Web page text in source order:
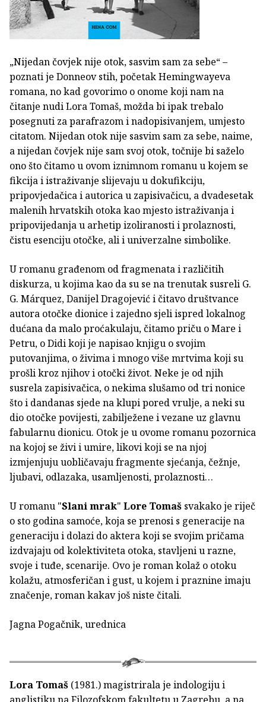
„Nijedan čovjek nije otok, sasvim sam za sebe“ –
poznati je Donneov stih, početak Hemingwayeva
romana, no kad govorimo o onome koji nam na
čitanje nudi Lora Tomaš, možda bi ipak trebalo
posegnuti za parafrazom i nadopisivanjem, umjesto
citatom. Nijedan otok nije sasvim sam za sebe, naime,
a nijedan čovjek nije sam svoj otok, točnije bi saželo
ono što čitamo u ovom iznimnom romanu u kojem se
fikcija i istraživanje slijevaju u dokufikciju,
pripovjedačica i autorica u zapisivačicu, a dvadesetak
malenih hrvatskih otoka kao mjesto istraživanja i
pripovijedanja u arhetip izoliranosti i prolaznosti,
čistu esenciju otočke, ali i univerzalne simbolike.
U romanu građenom od fragmenata i različitih
diskurza, u kojima kao da su se na trenutak susreli G.
G. Márquez, Danijel Dragojević i čitavo društvance
autora otočke dionice i zajedno sjeli ispred lokalnog
dućana da malo proćakulaju, čitamo priču o Mare i
Petru, o Didi koji je napisao knjigu o svojim
putovanjima, o živima i mnogo više mrtvima koji su
prošli kroz njihov i otočki život. Neke je od njih
susrela zapisivačica, o nekima slušamo od tri nonice
što i dandanas sjede na klupi pored vrulje, a neki su
dio otočke povijesti, zabilježene i vezane uz glavnu
fabularnu dionicu. Otok je u ovome romanu pozornica
na kojoj se živi i umire, likovi koji se na njoj
izmjenjuju uobličavaju fragmente sjećanja, čežnje,
ljubavi, odlazaka, usamljenosti, prolaznosti…
U romanu "Slani mrak" Lore Tomaš svakako je riječ
o sto godina samoće, koja se prenosi s generacije na
generaciju i dolazi do aktera koji se svojim pričama
izdvajaju od kolektiviteta otoka, stavljeni u razne,
svoje i tuđe, scenarije. Ovo je roman kolaž o otoku
kolažu, atmosferičan i gust, u kojem i praznine imaju
značenje, roman kakav još niste čitali.
Jagna Pogačnik, urednica
Lora Tomaš (1981.) magistrirala je indologiju i